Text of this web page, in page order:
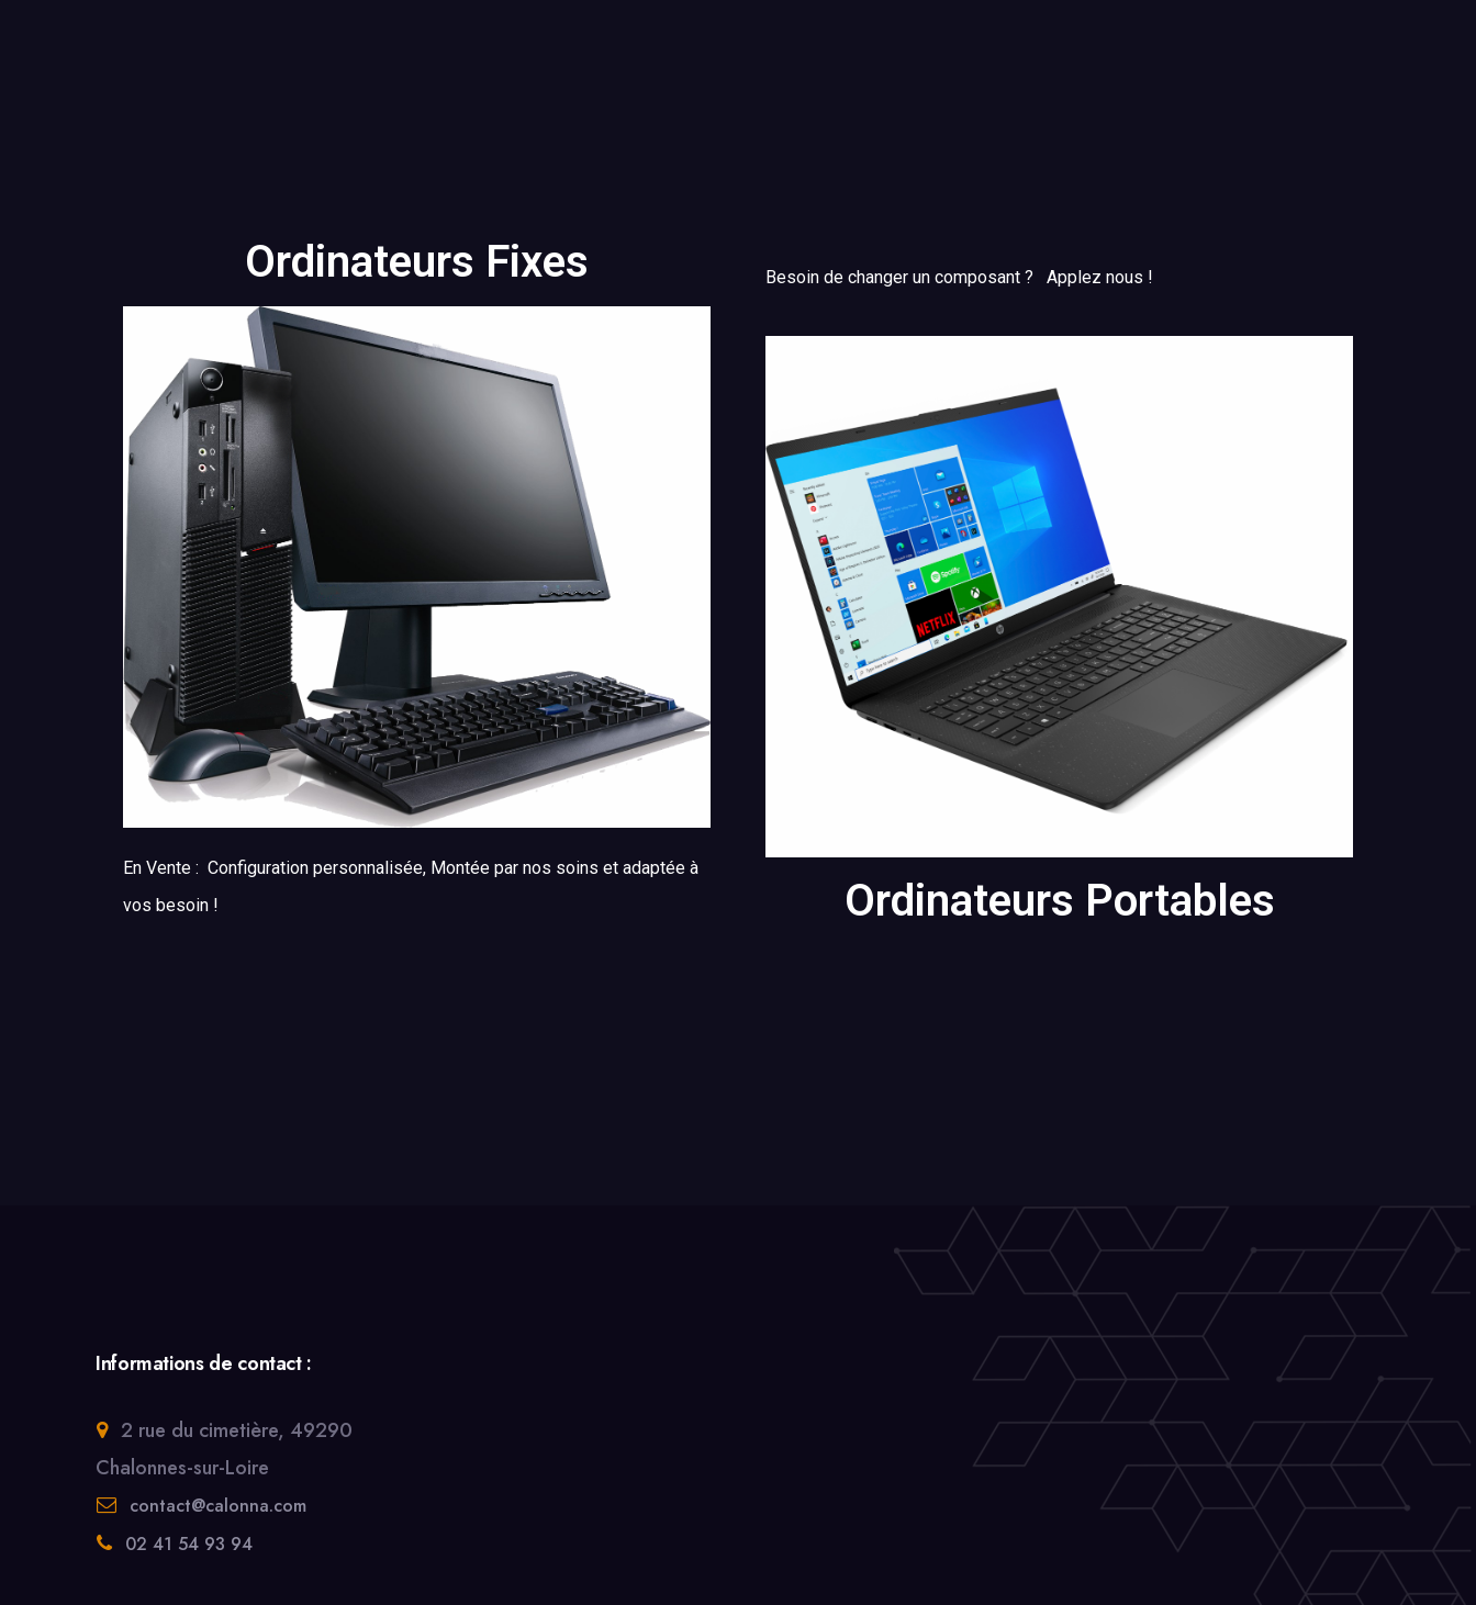
Ordinateurs Fixes
En Vente : Configuration personnalisée, Montée par nos soins et adaptée à
vos besoin !
Besoin de changer un composant ? Applez nous !
Ordinateurs Portables
Informations de contact :
2 rue du cimetière, 49290
Chalonnes-sur-Loire
contact@calonna.com
02 41 54 93 94